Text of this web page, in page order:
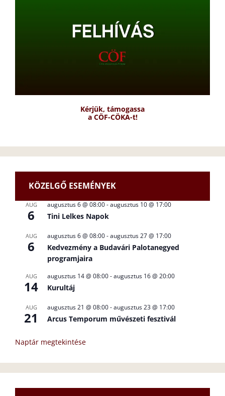
Kérjük, támogassa
a CÖF-CÖKA-t!
KÖZELGŐ ESEMÉNYEK
AUG
6
augusztus 6 @ 08:00-augusztus 10 @ 17:00
Tini Lelkes Napok
AUG
6
augusztus 6 @ 08:00-augusztus 27 @ 17:00
Kedvezmény a Budavári Palotanegyed
programjaira
AUG
14
augusztus 14 @ 08:00-augusztus 16 @ 20:00
Kurultáj
AUG
21
augusztus 21 @ 08:00-augusztus 23 @ 17:00
Arcus Temporum művészeti fesztivál
Naptár megtekintése